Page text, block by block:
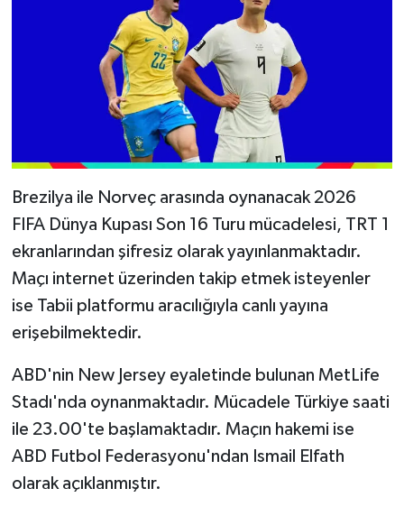
Brezilya ile Norveç arasında oynanacak 2026
FIFA Dünya Kupası Son 16 Turu mücadelesi, TRT 1
ekranlarından şifresiz olarak yayınlanmaktadır.
Maçı internet üzerinden takip etmek isteyenler
ise Tabii platformu aracılığıyla canlı yayına
erişebilmektedir.
ABD'nin New Jersey eyaletinde bulunan MetLife
Stadı'nda oynanmaktadır. Mücadele Türkiye saati
ile 23.00'te başlamaktadır. Maçın hakemi ise
ABD Futbol Federasyonu'ndan Ismail Elfath
olarak açıklanmıştır.